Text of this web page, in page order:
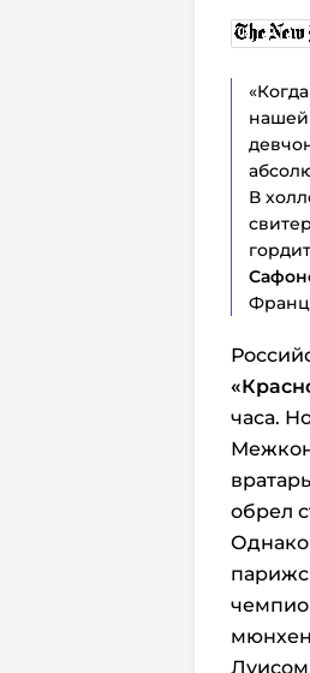
нашей
В
часа.
обрел
Однако